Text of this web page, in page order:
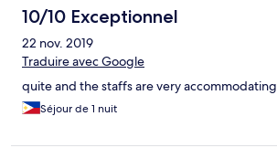
10/10 Exceptionnel
22 nov. 2019
Traduire avec Google
quite and the staffs are very accommodating
Séjour de 1 nuit